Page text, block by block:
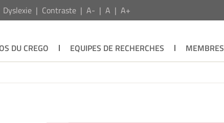
Dyslexie Contraste A- A A+
DU CREGO EQUIPES DE RECHERCHES MEMBRES